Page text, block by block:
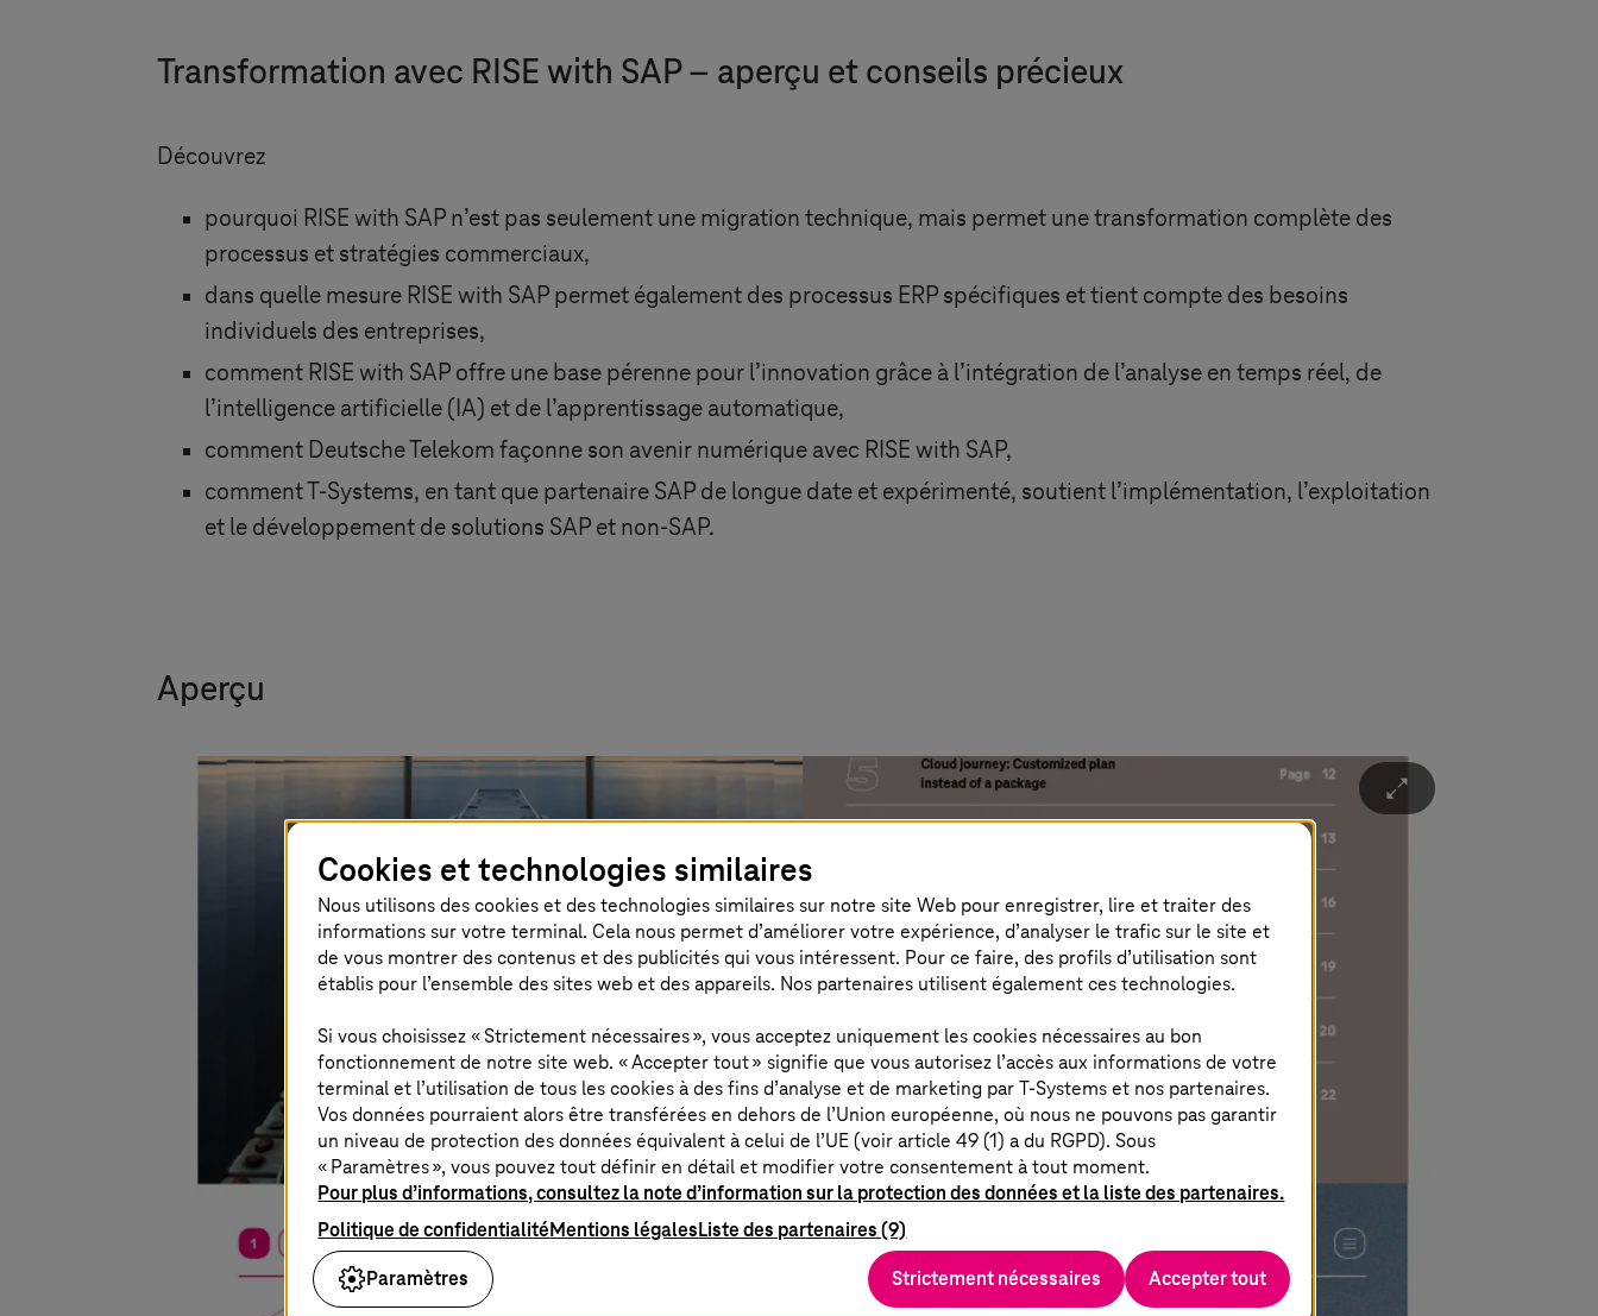
Transformation avec RISE with SAP – aperçu et conseils précieux
Découvrez
pourquoi RISE with SAP n’est pas seulement une migration technique, mais permet une transformation complète des
processus et stratégies commerciaux,
dans quelle mesure RISE with SAP permet également des processus ERP spécifiques et tient compte des besoins
individuels des entreprises,
comment RISE with SAP offre une base pérenne pour l’innovation grâce à l’intégration de l’analyse en temps réel, de
l’intelligence artificielle (IA) et de l’apprentissage automatique,
comment Deutsche Telekom façonne son avenir numérique avec RISE with SAP,
commentT-Systems, en tant que partenaire SAP de longue date et expérimenté, soutient l’implémentation, l’exploitation
et le développement de solutions SAP et non-SAP.
Aperçu
Ü
Cookies et technologies similaires
Nous utilisons des cookies et des technologies similaires sur notre site Web pour enregistrer, lire et traiter des
informations sur votre terminal. Cela nous permet d’améliorer votre expérience, d’analyser le trafic sur le site et
de vous montrer des contenus et des publicités qui vous intéressent. Pour ce faire, des profils d’utilisation sont
établis pour l’ensemble des sites web et des appareils. Nos partenaires utilisent également ces technologies.
Si vous choisissez « Strictement nécessaires », vous acceptez uniquement les cookies nécessaires au bon
fonctionnement de notre site web. « Accepter tout » signifie que vous autorisez l’accès aux informations de votre
terminal et l’utilisation de tous les cookies à des fins d’analyse et de marketing parT-Systemset nos partenaires.
Vos données pourraient alors être transférées en dehors de l’Union européenne, où nous ne pouvons pas garantir
un niveau de protection des données équivalent à celui de l’UE (voir article 49 (1) a du RGPD). Sous
« Paramètres », vous pouvez tout définir en détail et modifier votre consentement à tout moment.
Pour plus d’informations, consultez la note d’information sur la protection des données et la liste des partenaires.
Politique de confidentialitéMentions légalesListe des partenaires (9)
Paramètres
Strictement nécessaires Accepter tout